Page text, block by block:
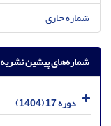
شماره جاری
شماره‌های پیشین نشریه
دوره 17 (1404)